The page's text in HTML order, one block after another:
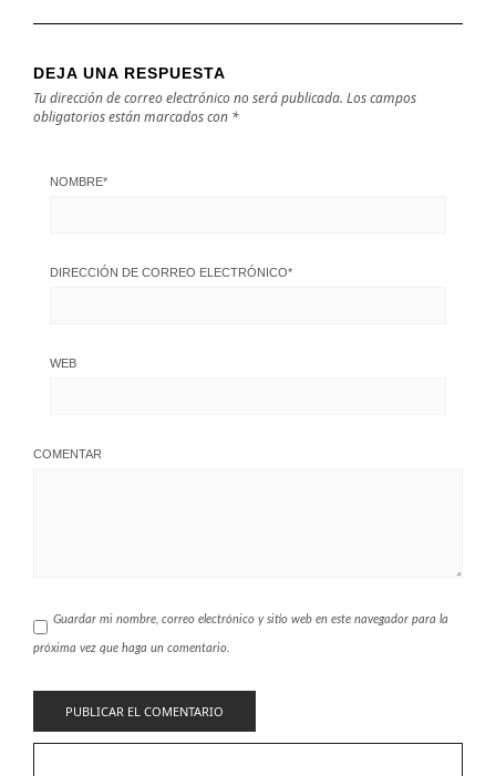
DEJA UNA RESPUESTA
Tu dirección de correo electrónico no será publicada. Los campos
obligatorios están marcados con *
NOMBRE*
DIRECCIÓN DE CORREO ELECTRÓNICO*
WEB
COMENTAR
Guardar mi nombre, correo electrónico y sitio web en este navegador para la
próxima vez que haga un comentario.